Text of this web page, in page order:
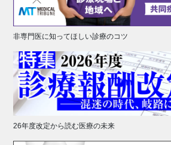
非専門医に知ってほしい診療のコツ
26年度改定から読む医療の未来